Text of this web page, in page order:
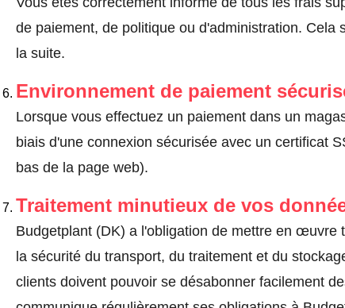
de paiement, de politique ou d'administration.
la suite.
Environnement de paiement
Lorsque vous effectuez un paiement dans un
biais d'une connexion sécurisée avec un certificat
bas de la page web).
Traitement minutieux de vos
Budgetplant (DK) a l'obligation de mettre en œuvre
la sécurité du transport, du traitement et du
clients doivent pouvoir se désabonner facilement